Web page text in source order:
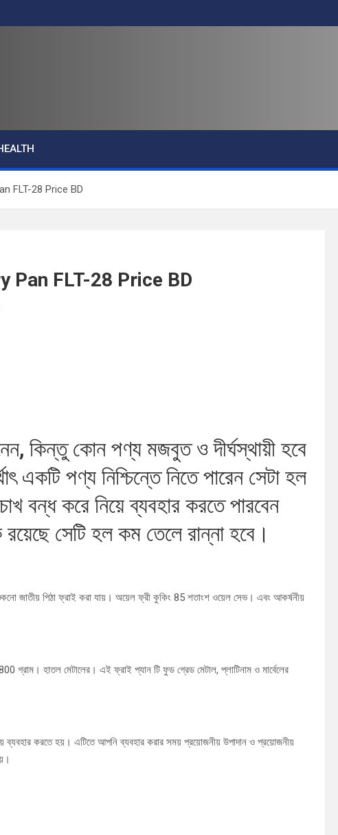
FLT-28 Price BD
Pan FLT-28 Price BD
কিন্তু কোন পণ্য মজবুত ও দীর্ঘস্থায়ী হবে
একটি পণ্য নিশ্চিন্তে নিতে পারেন সেটা হল
বন্ধ করে নিয়ে ব্যবহার করতে পারবেন
সেটি হল কম তেলে রান্না হবে।
জাতীয় পিঠা ফ্রাই করা যায়। অয়েল ফ্রী কুকিং 85 শতাংশ ওয়েল সেভ। এবং আকর্ষনীয়
গ্রাম। হাতল মেটালের। এই ফ্রাই প্যান টি ফুড গ্রেড মেটাল, প্লাটিনাম ও মার্বেলের
ব্যবহার করতে হয়। এটিতে আপনি ব্যবহার করার সময় প্রয়োজনীয় উপাদান ও প্রয়োজনীয়